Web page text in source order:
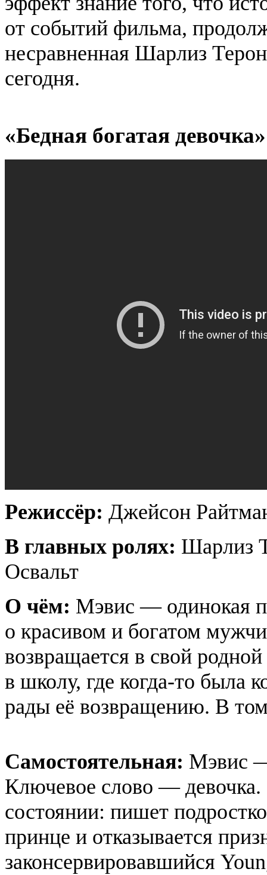
от событий фильма,
несравненная Шарлиз
сегодня.
«Бедная богатая
Режиссёр: Джейсон
В главных ролях: Шарлиз
Освальт
О чём: Мэвис — одинокая
о красивом и богатом
возвращается в свой
в школу, где когда-то была
рады её возвращению. В
Самостоятельная: Мэвис —
Ключевое слово —
состоянии: пишет
принце и отказывается
законсервировавшийся